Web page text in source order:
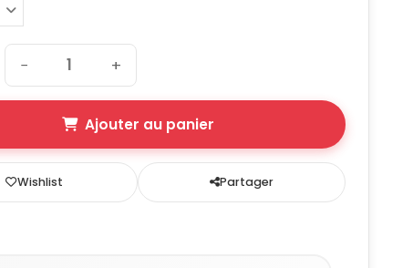
− +
Ajouter au panier
Wishlist Partager